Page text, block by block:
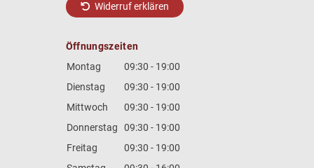
Widerruf erklären
Öffnungszeiten
Montag
09:30 - 19:00
Dienstag
09:30 - 19:00
Mittwoch
09:30 - 19:00
Donnerstag
09:30 - 19:00
Freitag
09:30 - 19:00